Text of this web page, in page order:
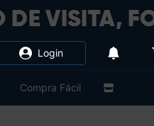
Compra Fácil
Login